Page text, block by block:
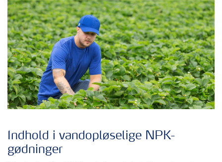
Indhold i vandopløselige NPK-
gødninger